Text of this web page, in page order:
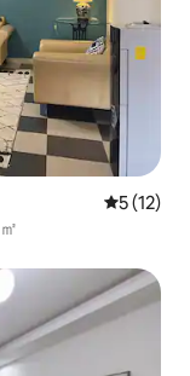
평점 5점
5 (12)